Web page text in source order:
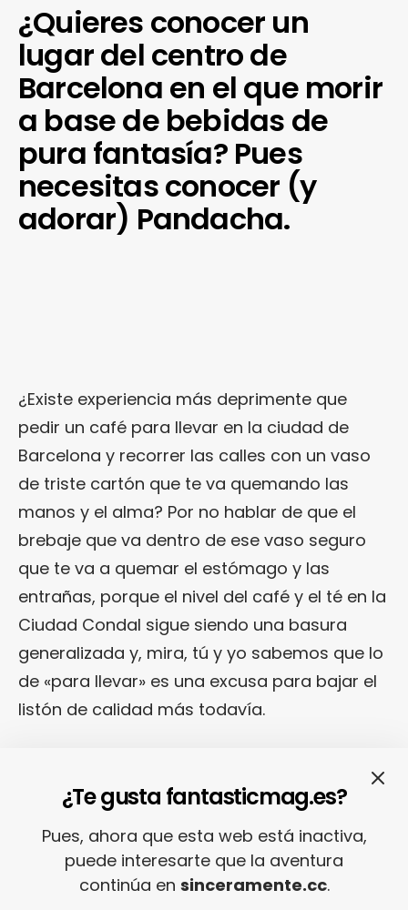
¿Quieres conocer un
lugar del centro de
Barcelona en el que morir
a base de bebidas de
pura fantasía? Pues
necesitas conocer (y
adorar) Pandacha.
¿Existe experiencia más deprimente que
pedir un café para llevar en la ciudad de
Barcelona y recorrer las calles con un vaso
de triste cartón que te va quemando las
manos y el alma? Por no hablar de que el
brebaje que va dentro de ese vaso seguro
que te va a quemar el estómago y las
entrañas, porque el nivel del café y el té en la
Ciudad Condal sigue siendo una basura
generalizada y, mira, tú y yo sabemos que lo
de «para llevar» es una excusa para bajar el
listón de calidad más todavía.
profundamente dePandacha, un pequeño
tocando con Plaza Urquinaona
(específicamente, en el número 2 de la calle
¿Te gusta fantasticmag.es?
Pues, ahora que esta web está inactiva,
puede interesarte que la aventura
continúa en sinceramente.cc.